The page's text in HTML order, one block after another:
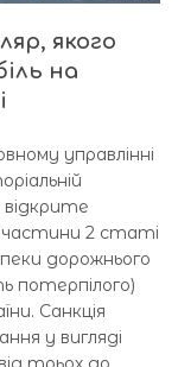
якого
на
управлінні
частини 2 статі
дорожнього
потерпілого)
Санкція
у вигляді